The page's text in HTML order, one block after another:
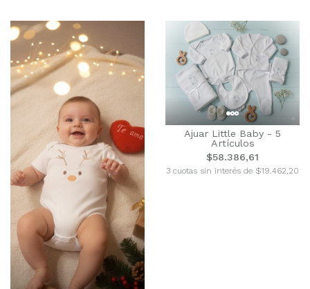
Ajuar Little Baby - 5
Artículos
$58.386,61
3 cuotas sin interés de $19.462,20